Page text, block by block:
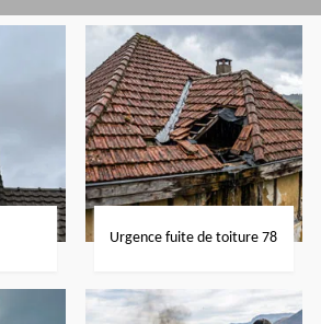
Urgence fuite de toiture 78